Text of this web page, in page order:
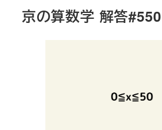
京の算数学 解答#550